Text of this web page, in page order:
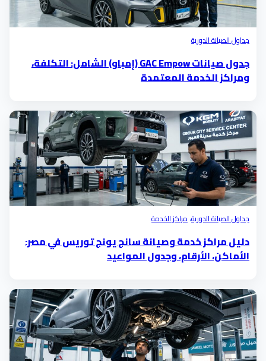
جداول الصيانة الدورية
جدول صيانات GAC Empow (إمباو) الشامل: التكلفة،
ومراكز الخدمة المعتمدة
جداول الصيانة الدورية،مراكز الخدمة
دليل مراكز خدمة وصيانة سانج يونج توريس في مصر:
الأماكن، الأرقام، وجدول المواعيد